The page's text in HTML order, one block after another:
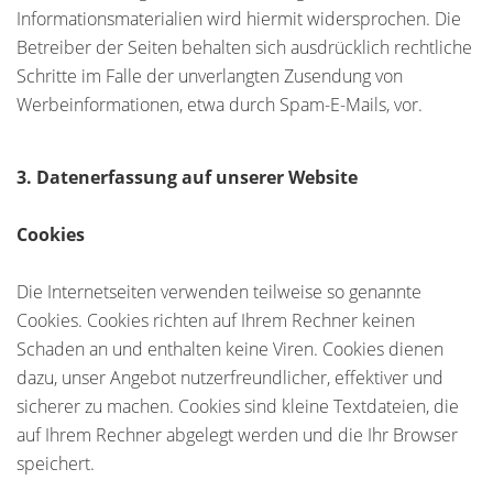
Informationsmaterialien wird hiermit widersprochen. Die
Betreiber der Seiten behalten sich ausdrücklich rechtliche
Schritte im Falle der unverlangten Zusendung von
Werbeinformationen, etwa durch Spam-E-Mails, vor.
3. Datenerfassung auf unserer Website
Cookies
Die Internetseiten verwenden teilweise so genannte
Cookies. Cookies richten auf Ihrem Rechner keinen
Schaden an und enthalten keine Viren. Cookies dienen
dazu, unser Angebot nutzerfreundlicher, effektiver und
sicherer zu machen. Cookies sind kleine Textdateien, die
auf Ihrem Rechner abgelegt werden und die Ihr Browser
speichert.